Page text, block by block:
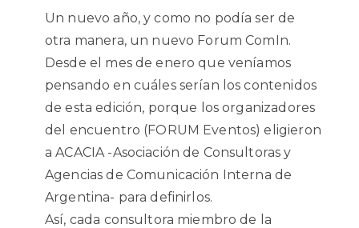
Un nuevo año, y como no podía ser de
otra manera, un nuevo Forum ComIn.
Desde el mes de enero que veníamos
pensando en cuáles serían los contenidos
de esta edición, porque los organizadores
del encuentro (FORUM Eventos) eligieron
a ACACIA -Asociación de Consultoras y
Agencias de Comunicación Interna de
Argentina- para definirlos.
Así, cada consultora miembro de la